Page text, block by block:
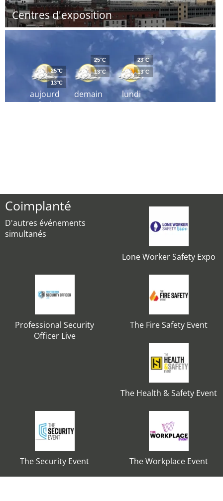
Centres d'exposition
aujourd
´hui
25°C
13°C
demain
25°C
13°C
lundi
23°C
13°C
Coimplanté
D'autres événements
simultanés
Lone Worker Safety Expo
Professional Security
Officer Live
The Fire Safety Event
The Health & Safety Event
The Security Event The Workplace Event